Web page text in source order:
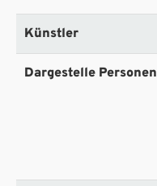
Künstler
Dargestelle Personen